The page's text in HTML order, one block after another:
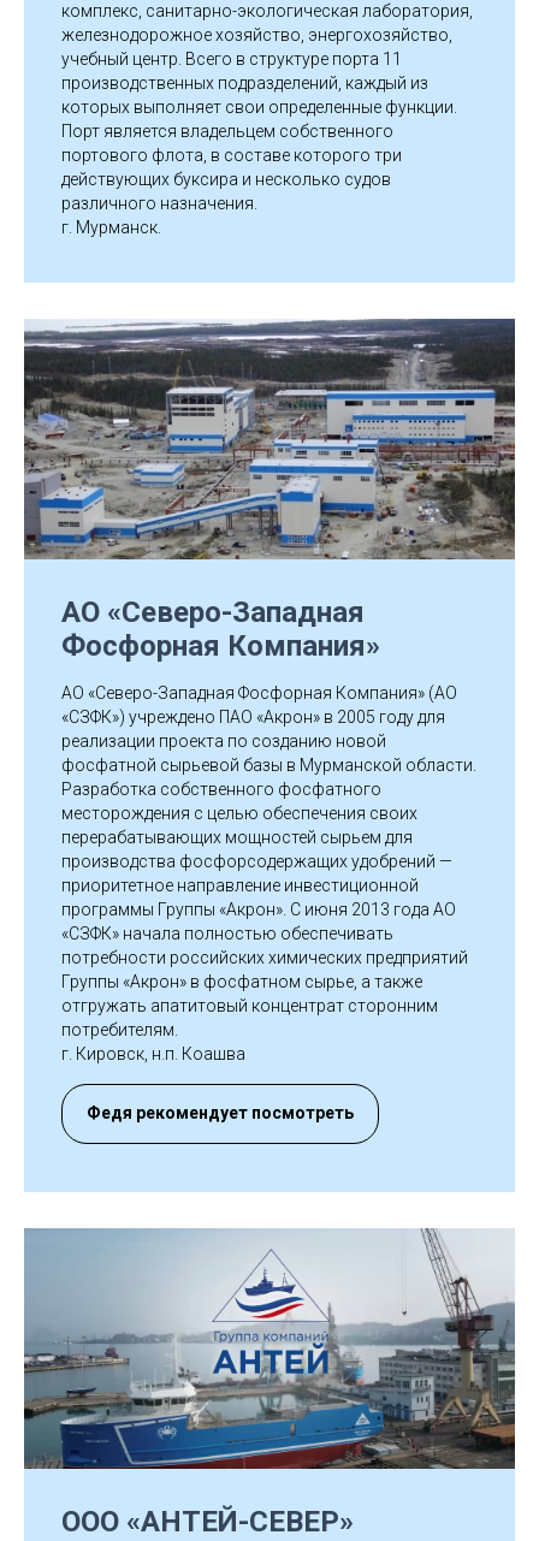
комплекс, санитарно-экологическая лаборатория,
железнодорожное хозяйство, энергохозяйство,
учебный центр. Всего в структуре порта 11
производственных подразделений, каждый из
которых выполняет свои определенные функции.
Порт является владельцем собственного
портового флота, в составе которого три
действующих буксира и несколько судов
различного назначения.
г. Мурманск.
АО «Северо-Западная
Фосфорная Компания»
АО «Северо-Западная Фосфорная Компания» (АО
«СЗФК») учреждено ПАО «Акрон» в 2005 году для
реализации проекта по созданию новой
фосфатной сырьевой базы в Мурманской области.
Разработка собственного фосфатного
месторождения с целью обеспечения своих
перерабатывающих мощностей сырьем для
производства фосфорсодержащих удобрений —
приоритетное направление инвестиционной
программы Группы «Акрон». С июня 2013 года АО
«СЗФК» начала полностью обеспечивать
потребности российских химических предприятий
Группы «Акрон» в фосфатном сырье, а также
отгружать апатитовый концентрат сторонним
потребителям.
г. Кировск, н.п. Коашва
Федя рекомендует посмотреть
ООО «АНТЕЙ-СЕВЕР»